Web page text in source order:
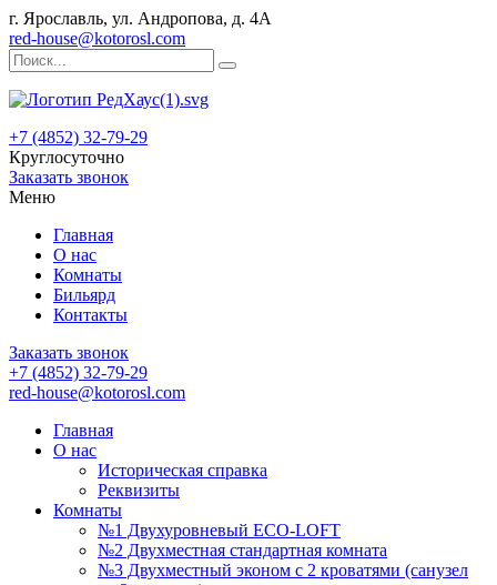
г. Ярославль, ул. Андропова, д. 4А
red-house@kotorosl.com
+7 (4852) 32-79-29
Круглосуточно
Заказать звонок
Меню
Главная
О нас
Комнаты
Бильярд
Контакты
Заказать звонок
+7 (4852) 32-79-29
red-house@kotorosl.com
Главная
О нас
Историческая справка
Реквизиты
Комнаты
№1 Двухуровневый ECO-LOFT
№2 Двухместная стандартная комната
№3 Двухместный эконом с 2 кроватями (санузел